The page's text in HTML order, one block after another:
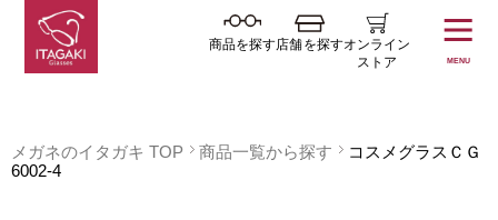
商品を探す店舗を探すオンライン
ストア
MENU
メガネのイタガキ TOP 商品一覧から探す
コスメグラスＣＧ
6002-4